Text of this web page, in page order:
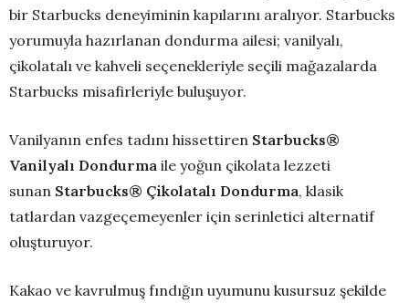
bir Starbucks deneyiminin kapılarını aralıyor. Starbucks
yorumuyla hazırlanan dondurma ailesi; vanilyalı,
çikolatalı ve kahveli seçenekleriyle seçili mağazalarda
Starbucks misafirleriyle buluşuyor.
Vanilyanın enfes tadını hissettiren Starbucks®
Vanilyalı Dondurma ile yoğun çikolata lezzeti
sunan Starbucks® Çikolatalı Dondurma, klasik
tatlardan vazgeçemeyenler için serinletici alternatif
oluşturuyor.
Kakao ve kavrulmuş fındığın uyumunu kusursuz şekilde